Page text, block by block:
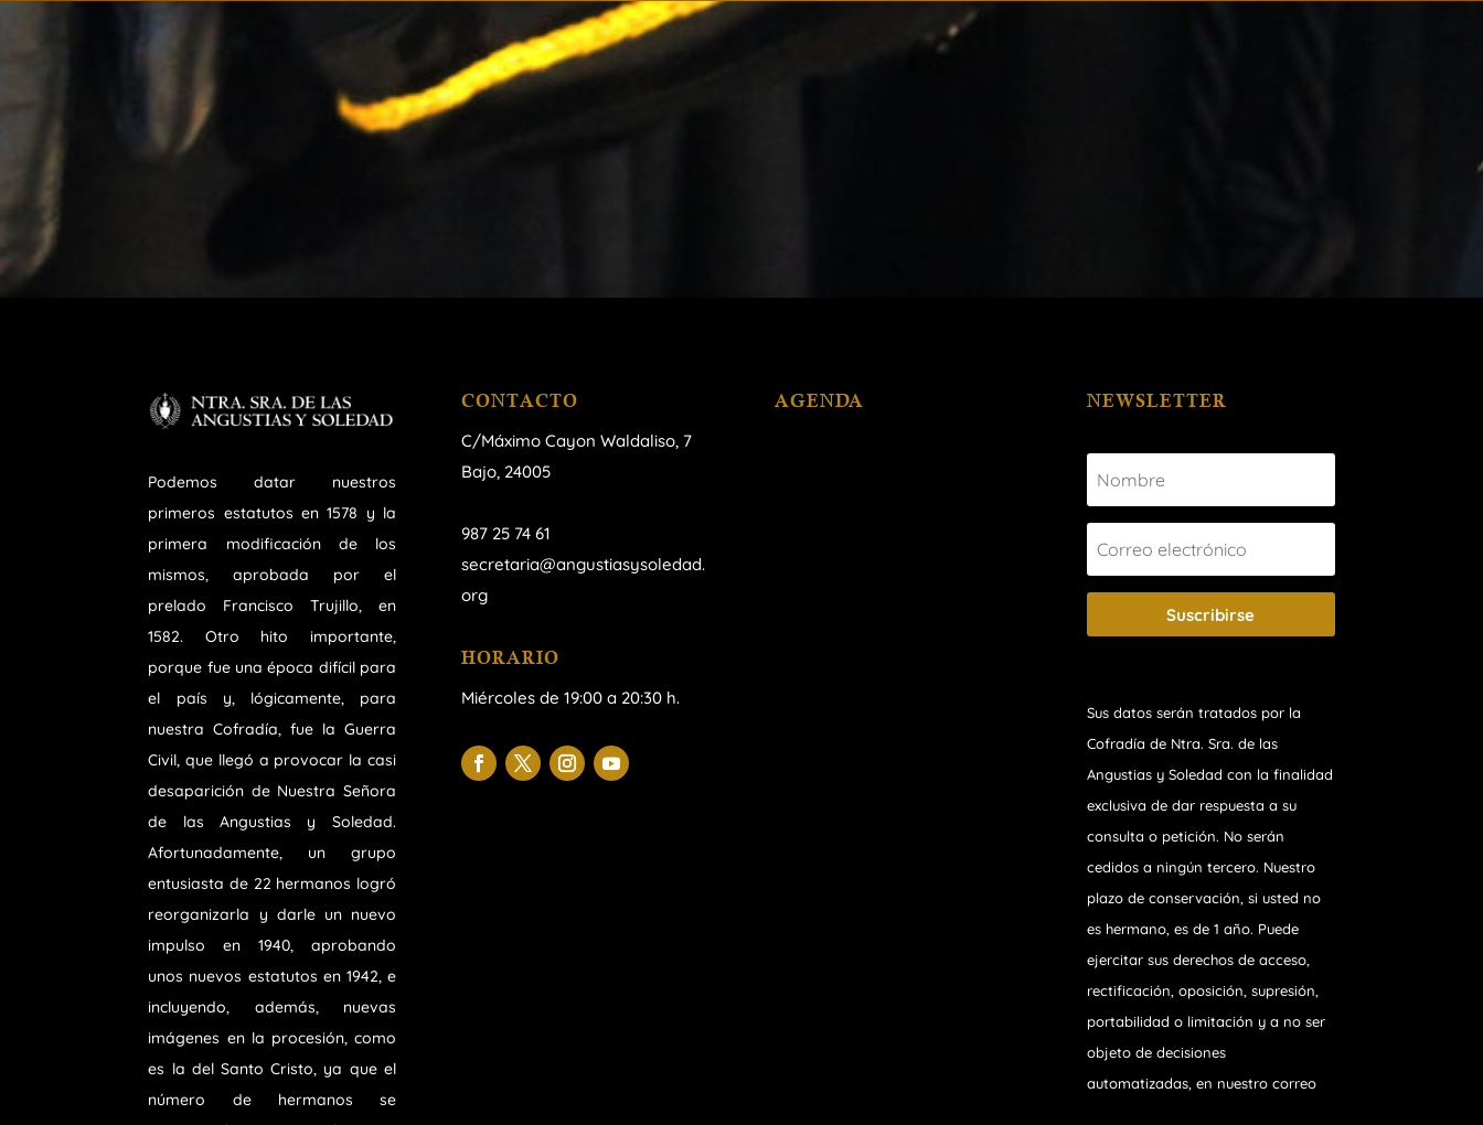
Podemos datar nuestros
primeros estatutos en 1578 y la
primera modificación de los
mismos, aprobada por el
prelado Francisco Trujillo, en
1582. Otro hito importante,
porque fue una época difícil para
el país y, lógicamente, para
nuestra Cofradía, fue la Guerra
Civil, que llegó a provocar la casi
desaparición de Nuestra Señora
de las Angustias y Soledad.
Afortunadamente, un grupo
entusiasta de 22 hermanos logró
reorganizarla y darle un nuevo
impulso en 1940, aprobando
unos nuevos estatutos en 1942, e
incluyendo, además, nuevas
imágenes en la procesión, como
es la del Santo Cristo, ya que el
número de hermanos se
CONTACTO
C/Máximo Cayon Waldaliso, 7
Bajo, 24005
987 25 74 61
secretaria@angustiasysoledad.
org
HORARIO
Miércoles de 19:00 a 20:30 h.
AGENDA NEWSLETTER
Suscribirse
Sus datos serán tratados por la
Cofradía de Ntra. Sra. de las
Angustias y Soledad con la finalidad
exclusiva de dar respuesta a su
consulta o petición. No serán
cedidos a ningún tercero. Nuestro
plazo de conservación, si usted no
es hermano, es de 1 año. Puede
ejercitar sus derechos de acceso,
rectificación, oposición, supresión,
portabilidad o limitación y a no ser
objeto de decisiones
automatizadas, en nuestro correo